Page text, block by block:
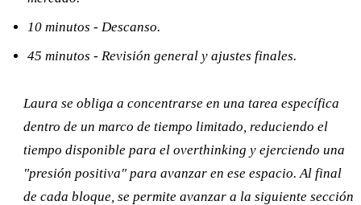
10 minutos - Descanso.
45 minutos - Revisión general y ajustes finales.
Laura se obliga a concentrarse en una tarea específica
dentro de un marco de tiempo limitado, reduciendo el
tiempo disponible para el overthinking y ejerciendo una
"presión positiva" para avanzar en ese espacio. Al final
de cada bloque, se permite avanzar a la siguiente sección